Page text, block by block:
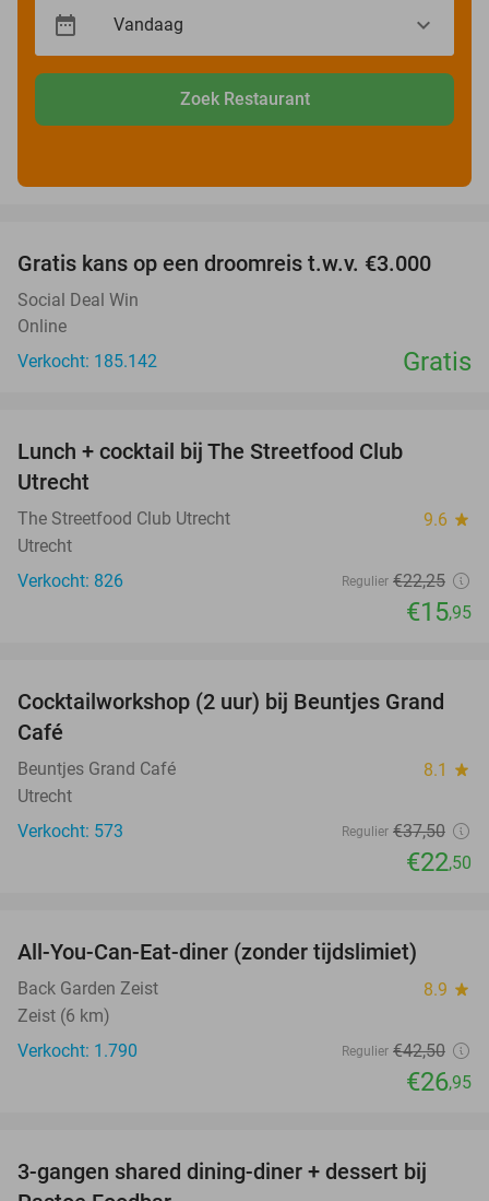
Zoek Restaurant
Gratis kans op een droomreis t.w.v. €3.000
Social Deal Win
Online
Verkocht: 185.142
Gratis
Lunch + cocktail bij The Streetfood Club
Utrecht
The Streetfood Club Utrecht 9.6 star
Utrecht
Verkocht: 826
Regulier €22,25
€15,95
40%
Cocktailworkshop (2 uur) bij Beuntjes Grand
Café
Beuntjes Grand Café 8.1 star
Utrecht
Verkocht: 573
Regulier €37,50
€22,50
All-You-Can-Eat-diner (zonder tijdslimiet)
Back Garden Zeist 8.9 star
Zeist (6 km)
Verkocht: 1.790
Regulier €42,50
€26,95
37%
3-gangen shared dining-diner + dessert bij